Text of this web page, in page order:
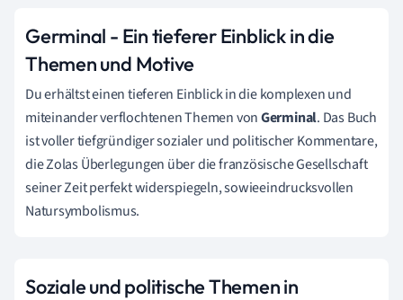
Germinal - Ein tieferer Einblick in die
Themen und Motive
Du erhältst einen tieferen Einblick in die komplexen und
miteinander verflochtenen Themen vonGerminal. Das Buch
ist voller tiefgründiger sozialer und politischer Kommentare,
die Zolas Überlegungen über die französische Gesellschaft
seiner Zeit perfekt widerspiegeln, sowieeindrucksvollen
Natursymbolismus.
Soziale und politische Themen in